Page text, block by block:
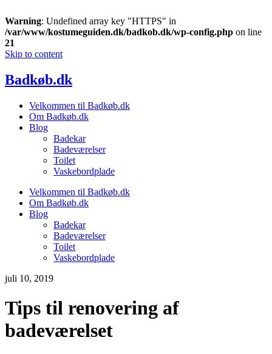
Warning: Undefined array key "HTTPS" in
/var/www/kostumeguiden.dk/badkob.dk/wp-config.php on line
21
Skip to content
Badkøb.dk
Velkommen til Badkøb.dk
Om Badkøb.dk
Blog
Badekar
Badeværelser
Toilet
Vaskebordplade
Velkommen til Badkøb.dk
Om Badkøb.dk
Blog
Badekar
Badeværelser
Toilet
Vaskebordplade
juli 10, 2019
Tips til renovering af
badeværelset